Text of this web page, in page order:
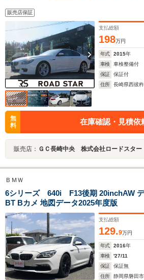
販売店保証
支払総額
198万円
年式 2015年
車検
車検整備付
保証
保証付
住所
長崎県西彼
無
料
在庫確認・見積依
販売店： ＧＣ長崎中央 株式会社ロードスター
ＢＭＷ
6シリーズ 640i F13後期 20inchAW デイライト BSM
BT Bカメ 地図データ2025年度版
支払総額
129.9万円
年式 2016年
車検
'27/11
保証
保証無
住所
静岡県磐田市